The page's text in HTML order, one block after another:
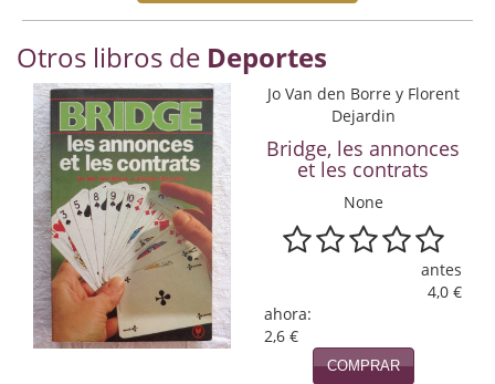
Economía
Enciclopedias
Ensayo
Ensayo literario
Filosofía
Física y Química
Física y química
Otros libros de Deportes
Jo Van den Borre y Florent
Dejardin
Bridge, les annonces
et les contrats
None
antes
4,0 €
ahora:
2,6 €
COMPRAR